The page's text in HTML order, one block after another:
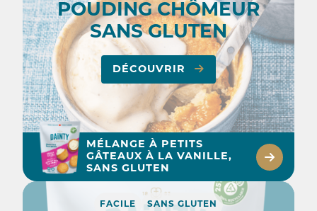
POUDING CHÔMEUR
SANS GLUTEN
DÉCOUVRIR
MÉLANGE À PETITS
GÂTEAUX À LA VANILLE,
SANS GLUTEN
FACILE SANS GLUTEN